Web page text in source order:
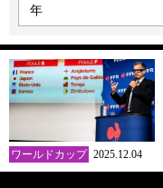
ワールドカップ 2025.12.04